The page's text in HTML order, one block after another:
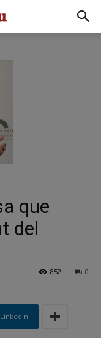
que
del
0
852
Linkedin